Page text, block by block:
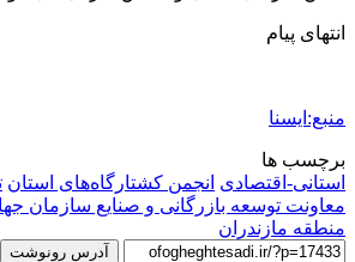
انتهای پیام
منبع:ایسنا
برچسب ها
استانی-اقتصادی انجمن کشتارگاه‌های استان
معاونت توسعه بازرگانی و صنایع سازمان
منطقه مازندران
آدرس رونوشت